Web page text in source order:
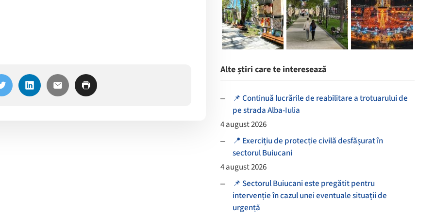
Alte știri care te interesează
📌 Continuă lucrările de reabilitare a trotuarului de
pe strada Alba-Iulia
4 august 2026
📍 Exercițiu de protecție civilă desfășurat în
sectorul Buiucani
4 august 2026
📌 Sectorul Buiucani este pregătit pentru
intervenție în cazul unei eventuale situații de
urgență